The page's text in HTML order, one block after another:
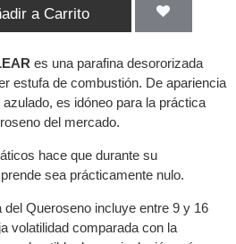
a Carrito
es una parafina desororizada
estufa de combustión. De apariencia
es idóneo para la práctica
del mercado.
hace que durante su
sea prácticamente nulo.
Queroseno incluye entre 9 y 16
volatilidad comparada con la